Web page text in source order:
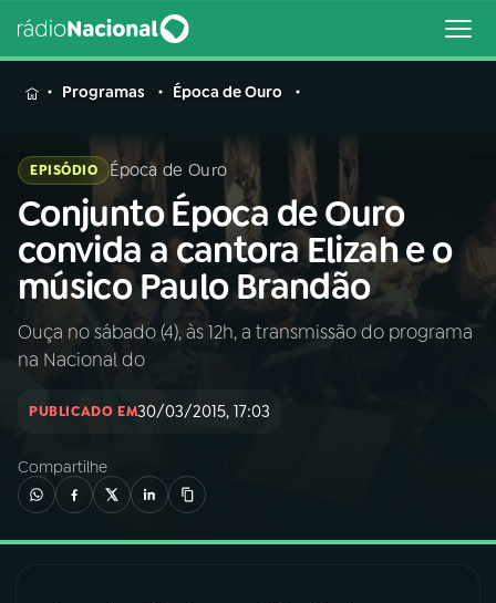
MENU
Buscar
na
Rádio
Nacional
Buscar
AO VIVO
INÍCIO
02A RÁDIO
03PROGRAMAÇÃO
Programas Época de Ouro
EPISÓDIO Época de Ouro
Conjunto Época de Ouro
convida a cantora Elizah e o
músico Paulo Brandão
Ouça no sábado (4), às 12h, a transmissão do programa
na Nacional do
PUBLICADO EM30/03/2015, 17:03
Compartilhe